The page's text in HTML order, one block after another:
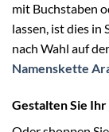
mit Buchstaben
lassen, ist dies in
nach Wahl auf
Namenskette
Gestalten Sie